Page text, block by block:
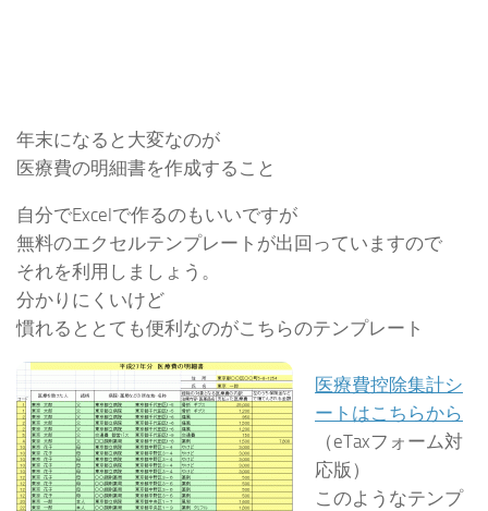
年末になると大変なのが
医療費の明細書を作成すること
自分でExcelで作るのもいいですが
無料のエクセルテンプレートが出回っていますので
それを利用しましょう。
分かりにくいけど
慣れるととても便利なのがこちらのテンプレート
医療費控除集計シ
ートはこちらから
（eTaxフォーム対
応版）
このようなテンプ